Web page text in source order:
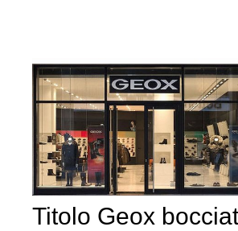
Titolo Geox